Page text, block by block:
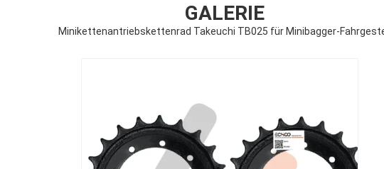
GALERIE
Minikettenantriebskettenrad Takeuchi TB025 für Minibagger-